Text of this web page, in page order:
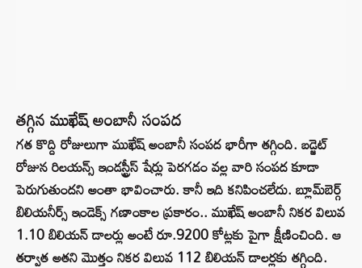
తగ్గిన ముఖేష్ అంబానీ సంపద
గత కొద్ది రోజులుగా ముఖేష్ అంబానీ సంపద భారీగా తగ్గింది. బడ్జెట్
రోజున రిలయన్స్ ఇండస్ట్రీస్ షేర్లు పెరగడం వల్ల వారి సంపద కూడా
పెరుగుతుందని అంతా భావించారు. కానీ ఇది కనిపించలేదు. బ్లూమ్‌బెర్గ్
బిలియనీర్స్ ఇండెక్స్ గణాంకాల ప్రకారం.. ముఖేష్ అంబానీ నికర విలువ
1.10 బిలియన్ డాలర్లు అంటే రూ.9200 కోట్లకు పైగా క్షీణించింది. ఆ
తర్వాత అతని మొత్తం నికర విలువ 112 బిలియన్ డాలర్లకు తగ్గింది.